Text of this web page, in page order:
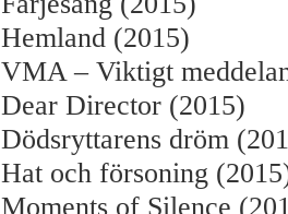
Hemland (2015)
VMA – Viktigt
Dear Director (2015)
Dödsryttarens dröm
Hat och försoning
Moments of Silence